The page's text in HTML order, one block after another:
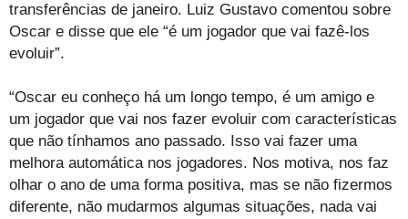
transferências de janeiro. Luiz Gustavo comentou sobre
Oscar e disse que ele “é um jogador que vai fazê-los
evoluir”.
“Oscar eu conheço há um longo tempo, é um amigo e
um jogador que vai nos fazer evoluir com características
que não tínhamos ano passado. Isso vai fazer uma
melhora automática nos jogadores. Nos motiva, nos faz
olhar o ano de uma forma positiva, mas se não fizermos
diferente, não mudarmos algumas situações, nada vai